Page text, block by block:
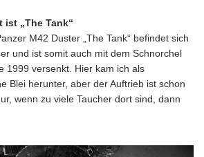
ist „The Tank“
M42 Duster „The Tank“ befindet sich
und ist somit auch mit dem Schnorchel
1999 versenkt. Hier kam ich als
Blei herunter, aber der Auftrieb ist schon
wenn zu viele Taucher dort sind, dann